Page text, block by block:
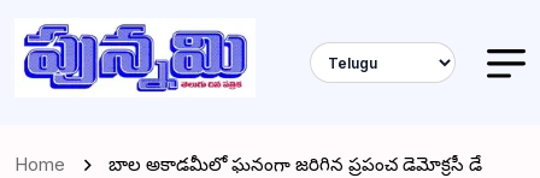
Home బాల అకాడమీలో ఘనంగా జరిగిన ప్రపంచ డెమోక్రసీ డే